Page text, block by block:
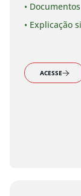
•
• Explicação
ACESSE